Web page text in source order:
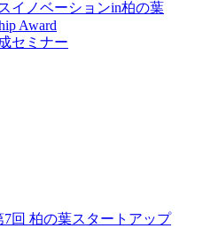
イノベーションin柏の葉
Award
セミナー